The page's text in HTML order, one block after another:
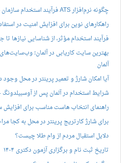
چگونه نرم‌افزار ATS فرآیند استخدام سازمان شما را متحول می‌کند؟
راهکارهای نوین برای افزایش امنیت در
فرآیند استخدام مؤثر، از شناسایی نیازها
بهترین سایت کاریابی در آلمان؛
آلمان
آیا امکان شارژ و تعمیر پرینتر در محل وجود
شرایط استخدام در آلمان پس از
راهنمای انتخاب هاست مناسب برای
برای شارژ کارتریج پرینتر در محل به کجا
دلایل استقبال مردم از وام طلا چیست؟
تاریخ ثبت نام و برگزاری آزمون دکتری ۱۴۰۴